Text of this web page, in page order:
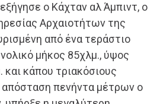
ο Κάχταν αλ Άμπιντ, ο
Αρχαιοτήτων της
από ένα τεράστιο
μήκος 85χλμ., ύψος
κάπου τριακόσιους
πενήντα μέτρων ο